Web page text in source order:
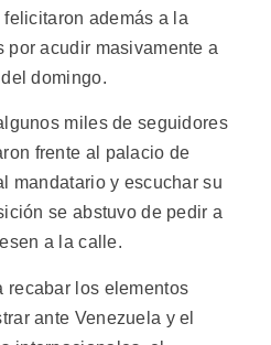
además a la
acudir masivamente a
domingo.
miles de seguidores
frente al palacio de
mandatario y escuchar su
se abstuvo de pedir a
a la calle.
recabar los elementos
ante Venezuela y el